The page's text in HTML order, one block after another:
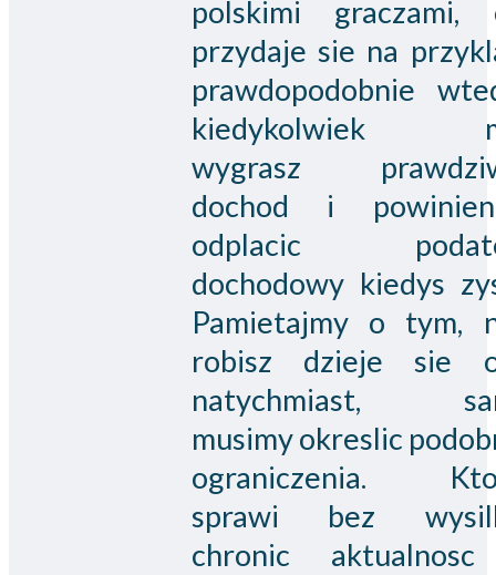
polskimi graczami,
przydaje sie na
prawdopodobnie
kiedykolwiek
wygrasz
dochod i
odplacic
dochodowy kiedys
Pamietajmy o tym,
robisz dzieje sie
natychmiast,
musimy okreslic
ograniczenia.
sprawi bez
chronic